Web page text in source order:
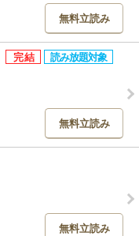
無料立読み
無料立読み
無料立読み